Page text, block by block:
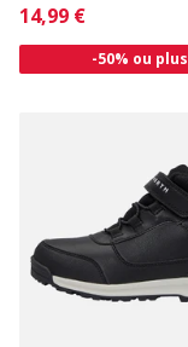
Current
14,99 €
-50% ou plus